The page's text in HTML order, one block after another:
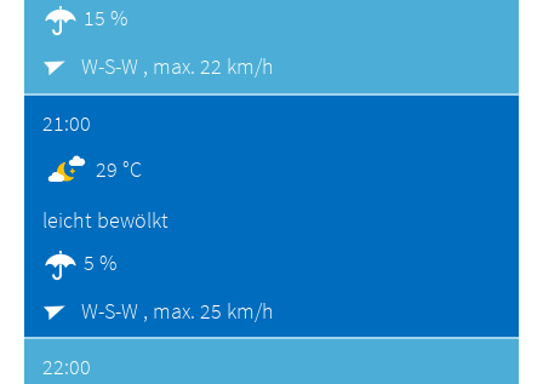
15 %
W-S-W , max. 22 km/h
21:00
29 °C
leicht bewölkt
5 %
W-S-W , max. 25 km/h
22:00